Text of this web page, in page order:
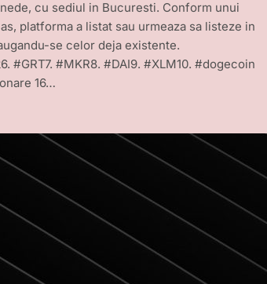
cu sediul in Bucuresti. Conform unui
platforma a listat sau urmeaza sa listeze in
se celor deja existente.
#GRT7. #MKR8. #DAI9. #XLM10. #dogecoin
16…